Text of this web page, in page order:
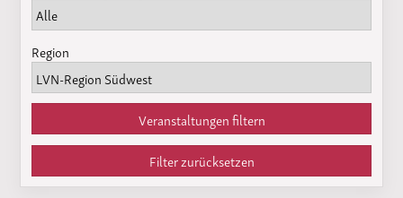
Region
Veranstaltungen filtern
Filter zurücksetzen